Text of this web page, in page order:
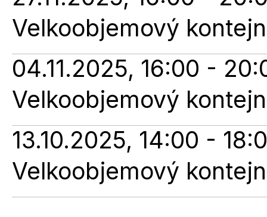
Velkoobjemový
04.11.2025, 16:00 -
Velkoobjemový
13.10.2025, 14:00 -
Velkoobjemový